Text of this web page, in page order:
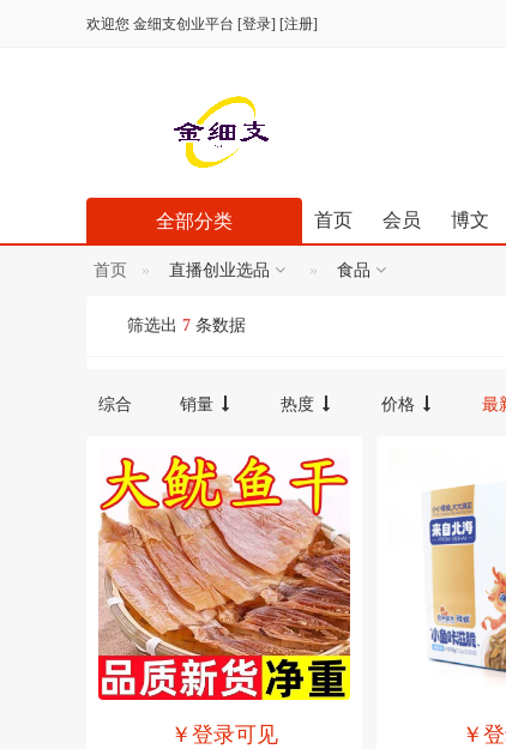
欢迎您 金细支创业平台 [登录] [注册]
首页 会员 博文
全部分类
首页 直播创业选品 食品
筛选出 7 条数据
综合 销量 热度 价格 最
￥登录可见 ￥